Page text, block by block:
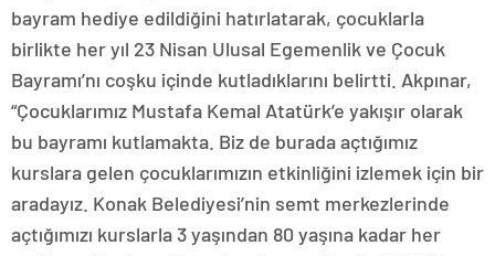
bayram hediye edildiğini hatırlatarak, çocuklarla
birlikte her yıl 23 Nisan Ulusal Egemenlik ve Çocuk
Bayramı’nı coşku içinde kutladıklarını belirtti. Akpınar,
“Çocuklarımız Mustafa Kemal Atatürk’e yakışır olarak
bu bayramı kutlamakta. Biz de burada açtığımız
kurslara gelen çocuklarımızın etkinliğini izlemek için bir
aradayız. Konak Belediyesi’nin semt merkezlerinde
açtığımızı kurslarla 3 yaşından 80 yaşına kadar her